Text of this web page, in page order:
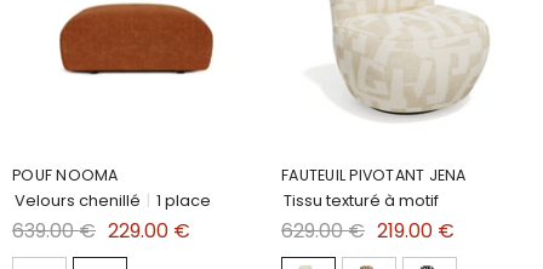
POUF NOOMA
Velours chenillé | 1 place
639.00 € 229.00 €
FAUTEUIL PIVOTANT JENA
Tissu texturé à motif
629.00 € 219.00 €